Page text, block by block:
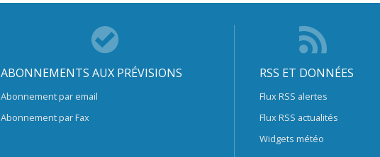
ABONNEMENTS AUX PRÉVISIONS
Abonnement par email
Abonnement par Fax
RSS ET DONNÉES
Flux RSS alertes
Flux RSS actualités
Widgets météo